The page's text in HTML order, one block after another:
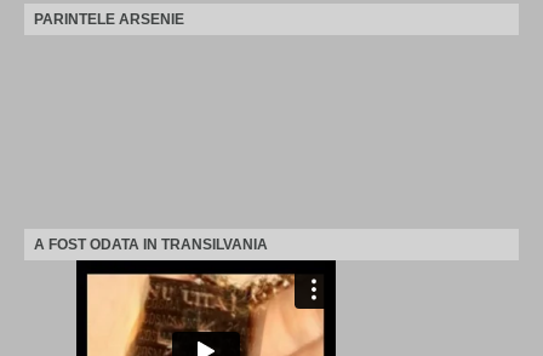
PARINTELE ARSENIE
A FOST ODATA IN TRANSILVANIA